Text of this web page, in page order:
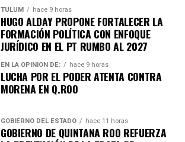
TULUM hace 9 horas
HUGO ALDAY PROPONE FORTALECER LA
FORMACIÓN POLÍTICA CON ENFOQUE
JURÍDICO EN EL PT RUMBO AL 2027
EN LA OPINIÓN DE: hace 9 horas
LUCHA POR EL PODER ATENTA CONTRA
MORENA EN Q.ROO
GOBIERNO DEL ESTADO hace 11 horas
GOBIERNO DE QUINTANA ROO REFUERZA